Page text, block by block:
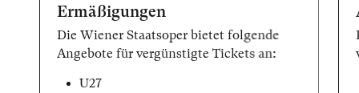
Ermäßigungen
Die Wiener Staatsoper bietet folgende
Angebote für vergünstigte Tickets an:
U27